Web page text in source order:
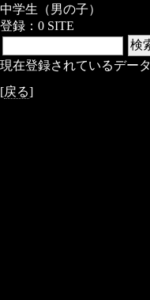
中学生（男の子）
登録：0 SITE
現在登録されているデー
[戻る]